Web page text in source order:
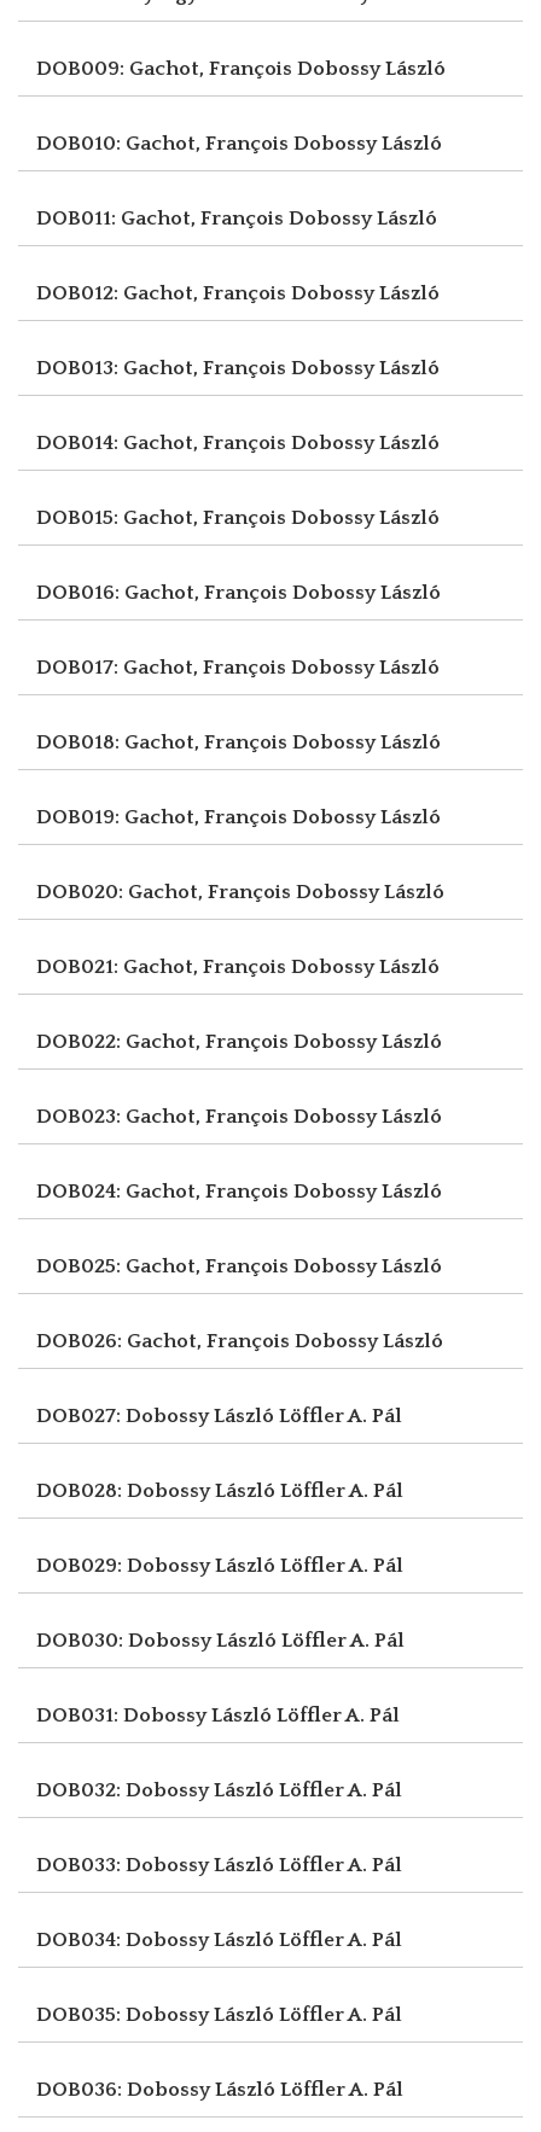
DOB009: Gachot, François Dobossy László
DOB010: Gachot, François Dobossy László
DOB011: Gachot, François Dobossy László
DOB012: Gachot, François Dobossy László
DOB013: Gachot, François Dobossy László
DOB014: Gachot, François Dobossy László
DOB015: Gachot, François Dobossy László
DOB016: Gachot, François Dobossy László
DOB017: Gachot, François Dobossy László
DOB018: Gachot, François Dobossy László
DOB019: Gachot, François Dobossy László
DOB020: Gachot, François Dobossy László
DOB021: Gachot, François Dobossy László
DOB022: Gachot, François Dobossy László
DOB023: Gachot, François Dobossy László
DOB024: Gachot, François Dobossy László
DOB025: Gachot, François Dobossy László
DOB026: Gachot, François Dobossy László
DOB027: Dobossy László Löffler A. Pál
DOB028: Dobossy László Löffler A. Pál
DOB029: Dobossy László Löffler A. Pál
DOB030: Dobossy László Löffler A. Pál
DOB031: Dobossy László Löffler A. Pál
DOB032: Dobossy László Löffler A. Pál
DOB033: Dobossy László Löffler A. Pál
DOB034: Dobossy László Löffler A. Pál
DOB035: Dobossy László Löffler A. Pál
DOB036: Dobossy László Löffler A. Pál